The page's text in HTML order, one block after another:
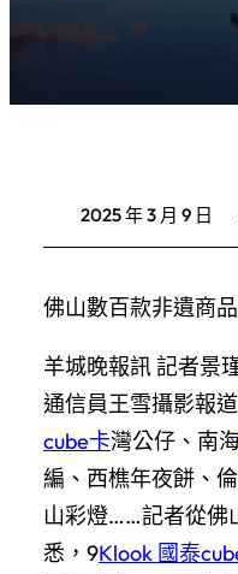
2025 年 3 月 9 日
佛山數百款非遺商
羊城晚報訊 記者景
通信員王雪攝影報
cube卡灣公仔、南
編、西樵年夜餅、
山彩燈……記者從佛
悉，9Klook 國泰